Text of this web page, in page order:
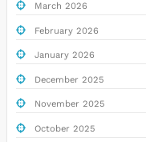
March 2026
February 2026
January 2026
December 2025
November 2025
October 2025